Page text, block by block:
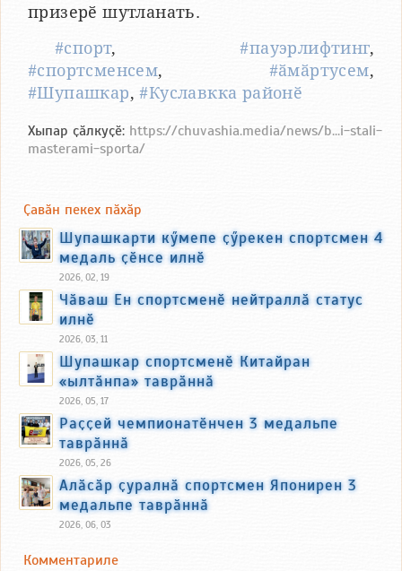
призерӗ шутланать.
#спорт,#пауэрлифтинг,
#спортсменсем, #ӑмӑртусем,
#Шупашкар,#Куславкка районӗ
Хыпар ҫӑлкуҫӗ: https://chuvashia.media/news/b...i-stali-
masterami-sporta/
Ҫавӑн пекех пӑхӑр
Шупашкарти кӳмепе ҫӳрекен спортсмен 4
медаль ҫӗнсе илнӗ
2026, 02, 19
Чӑваш Ен спортсменӗ нейтраллӑ статус
илнӗ
2026, 03, 11
Шупашкар спортсменӗ Китайран
«ылтӑнпа» таврӑннӑ
2026, 05, 17
Раҫҫей чемпионатӗнчен 3 медальпе
таврӑннӑ
2026, 05, 26
Алӑсӑр ҫуралнӑ спортсмен Японирен 3
медальпе таврӑннӑ
2026, 06, 03
Комментариле